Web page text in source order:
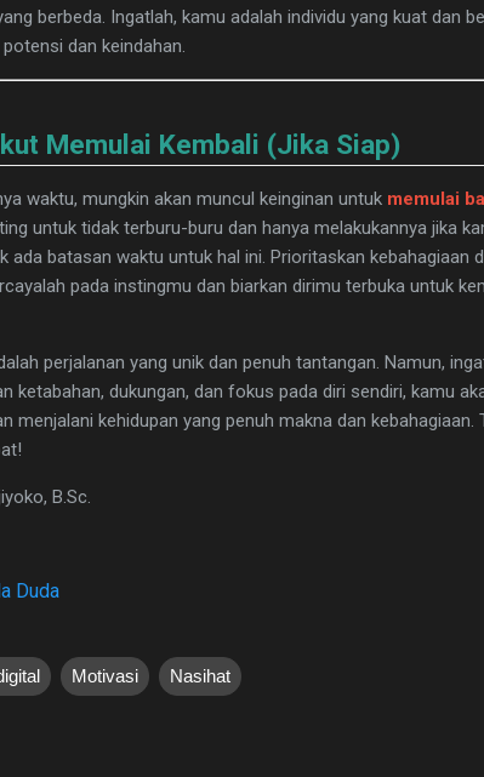
berbeda. Ingatlah, kamu adalah individu yang kuat dan
dan keindahan.
Memulai Kembali (Jika Siap)
waktu, mungkin akan muncul keinginan untuk memulai
untuk tidak terburu-buru dan hanya melakukannya jika
ada batasan waktu untuk hal ini. Prioritaskan kebahagiaan
pada instingmu dan biarkan dirimu terbuka untuk
perjalanan yang unik dan penuh tantangan. Namun,
ketabahan, dukungan, dan fokus pada diri sendiri, kamu
menjalani kehidupan yang penuh makna dan kebahagiaan.
B.Sc.
Duda
Motivasi Nasihat